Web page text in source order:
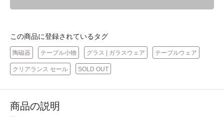
この商品に登録されているタグ
陶磁器 テーブル小物 グラス | ガラスウェア テーブルウェア
クリアランス セール SOLD OUT
商品の説明